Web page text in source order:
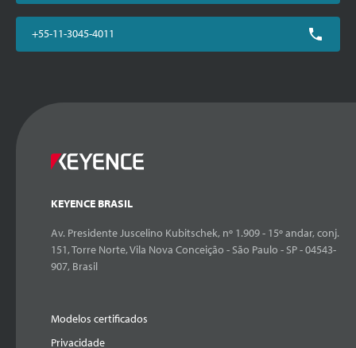
+55-11-3045-4011
KEYENCE BRASIL
Av. Presidente Juscelino Kubitschek, nº 1.909 - 15º andar, conj.
151, Torre Norte, Vila Nova Conceição - São Paulo - SP - 04543-
907, Brasil
Modelos certificados
Privacidade